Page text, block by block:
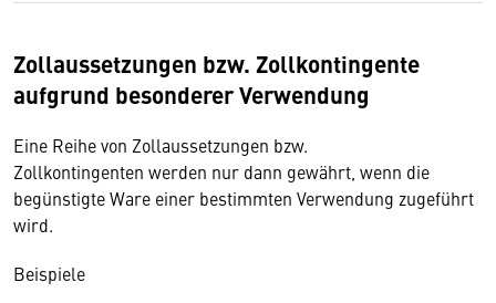
Zollaussetzungen bzw. Zollkontingente
aufgrund besonderer Verwendung
Eine Reihe von Zollaussetzungen bzw.
Zollkontingenten werden nur dann gewährt, wenn die
begünstigte Ware einer bestimmten Verwendung zugeführt
wird.
Beispiele